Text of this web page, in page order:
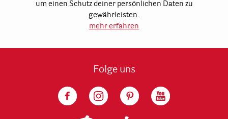
um einen Schutz deiner persönlichen Daten zu
gewährleisten.
mehr erfahren
Folge uns